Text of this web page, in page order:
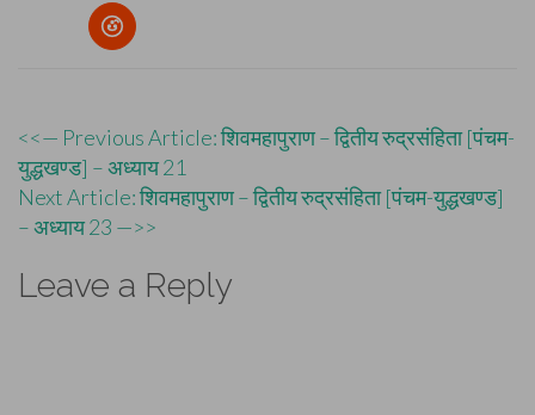
Post
navigation
<<— Previous Article: शिवमहापुराण – द्वितीय रुद्रसंहिता [पंचम-
युद्धखण्ड] – अध्याय 21
Next Article: शिवमहापुराण – द्वितीय रुद्रसंहिता [पंचम-युद्धखण्ड]
– अध्याय 23 —>>
Leave a Reply